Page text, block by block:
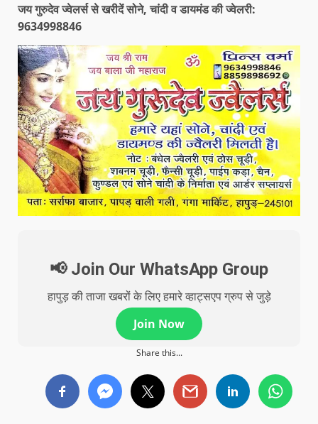
जय गुरुदेव ज्वेलर्स से खरीदें सोने, चांदी व डायमंड की ज्वेलरी:
9634998846
📢 Join Our WhatsApp Group
हापुड़ की ताजा खबरों के लिए हमारे व्हाट्सएप ग्रुप से जुड़े
Join Now
Share this...